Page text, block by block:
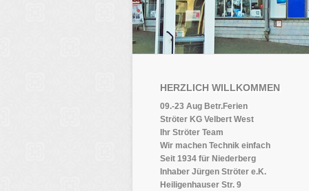
HERZLICH WILLKOMMEN
09.-23 Aug Betr.Ferien
Ströter KG Velbert West
Ihr Ströter Team
Wir machen Technik einfach
Seit 1934 für Niederberg
Inhaber Jürgen Ströter e.K.
Heiligenhauser Str. 9